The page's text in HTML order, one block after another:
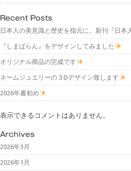
Recent Posts
日本人の美意識と歴史を指元に。新刊『日本
『しまばらん』をデザインしてみました
オリジナル商品の完成です
ネームジュエリーの３Dデザイン致します
2026年書初め
表示できるコメントはありません。
Archives
2026年3月
2026年1月